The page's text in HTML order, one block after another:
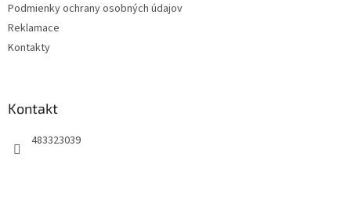
Podmienky ochrany osobných údajov
Reklamace
Kontakty
Kontakt
483323039